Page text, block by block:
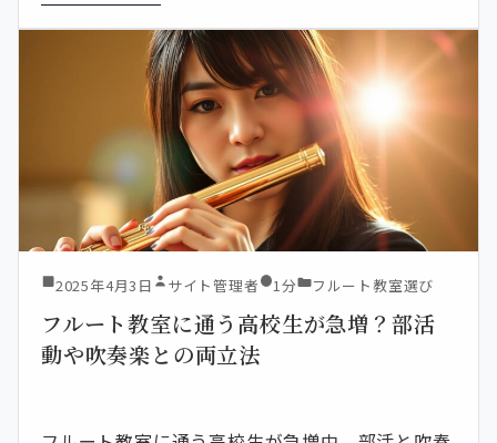
2025年4月3日 サイト管理者 1分 フルート教室選び
フルート教室に通う高校生が急増？部活
動や吹奏楽との両立法